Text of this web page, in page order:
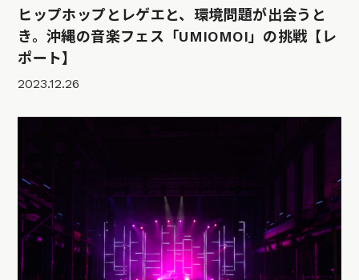
ヒップホップとレゲエと、環境問題が出会うと
き。沖縄の音楽フェス「UMIOMOI」の挑戦【レ
ポート】
2023.12.26